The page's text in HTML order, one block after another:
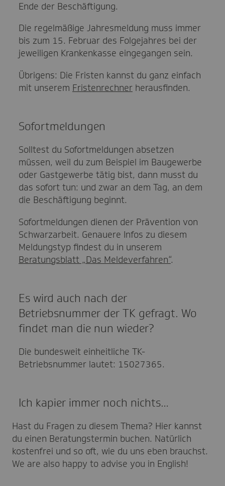
Ende der Beschäftigung.
Die regelmäßige Jahresmeldung muss immer
bis zum 15. Februar des Folgejahres bei der
jeweiligen Krankenkasse eingegangen sein.
Übrigens: Die Fristen kannst du ganz einfach
mit unserem Fristenrechnerherausfinden.
Sofortmeldungen
Solltest du Sofortmeldungen absetzen
müssen, weil du zum Beispiel im Baugewerbe
oder Gastgewerbe tätig bist, dann musst du
das sofort tun: und zwar an dem Tag, an dem
die Beschäftigung beginnt.
Sofortmeldungen dienen der Prävention von
Schwarzarbeit. Genauere Infos zu diesem
Meldungstyp findest du in unserem
Beratungsblatt „Das Meldeverfahren“.
Es wird auch nach der
Betriebsnummer der TK gefragt. Wo
findet man die nun wieder?
Die bundesweit einheitliche TK-
Betriebsnummer lautet: 15027365.
Ich kapier immer noch nichts…
Hast du Fragen zu diesem Thema? Hier kannst
du einen Beratungstermin buchen. Natürlich
kostenfrei und so oft, wie du uns eben brauchst.
We are also happy to advise you in English!